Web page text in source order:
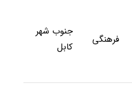
فرهنگی
جنوب شهر
کابل